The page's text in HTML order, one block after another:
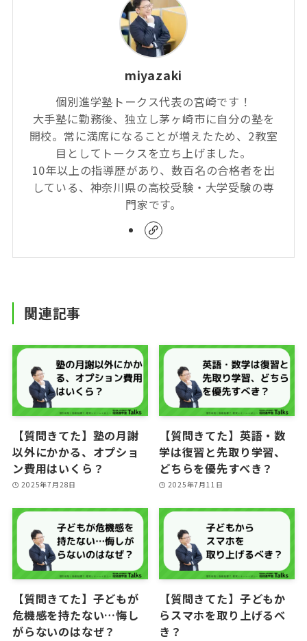
miyazaki
個別進学塾トークス代表の宮崎です！
大手塾に勤務後、独立し茅ヶ崎市に自分の塾を
開校。常に満席になることが増えたため、2教室
目としてトークスを立ち上げました。
10年以上の指導歴があり、数百名の合格者を出
している、神奈川県の高校受験・大学受験の専
門家です。
関連記事
【質問きてた】塾の月謝
以外にかかる、オプショ
ン費用はいくら？
2025年7月28日
【質問きてた】英語・数
学は復習と先取り学習、
どちらを優先すべき？
2025年7月11日
【質問きてた】子どもが
危機感を持たない…悔し
がらないのはなぜ？
【質問きてた】子どもか
らスマホを取り上げるべ
き？